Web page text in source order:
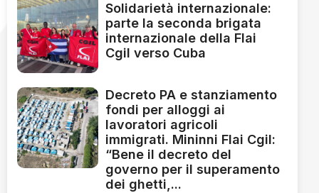
Solidarietà internazionale:
parte la seconda brigata
internazionale della Flai
Cgil verso Cuba
Decreto PA e stanziamento
fondi per alloggi ai
lavoratori agricoli
immigrati. Mininni Flai Cgil:
“Bene il decreto del
governo per il superamento
dei ghetti,...